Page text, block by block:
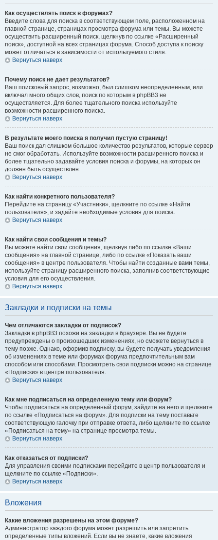
Как осуществлять поиск в форумах?
Введите слова для поиска в соответствующем поле, расположенном на
главной странице, страницах просмотра форума или темы. Вы можете
осуществить расширенный поиск, щелкнув по ссылке «Расширенный
поиск», доступной на всех страницах форума. Способ доступа к поиску
может отличаться в зависимости от используемого стиля.
Вернуться наверх
Почему поиск не дает результатов?
Ваш поисковый запрос, возможно, был слишком неопределенным, или
включал много общих слов, поиск по которым в phpBB3 не
осуществляется. Для более тщательного поиска используйте
возможности расширенного поиска.
Вернуться наверх
В результате моего поиска я получил пустую страницу!
Ваш поиск дал слишком большое количество результатов, которые сервер
не смог обработать. Используйте возможности расширенного поиска и
более тщательно задавайте условия поиска и форумы, на которых он
должен быть осуществлен.
Вернуться наверх
Как найти конкретного пользователя?
Перейдите на страницу «Участники», щелкните по ссылке «Найти
пользователя», и задайте необходимые условия для поиска.
Вернуться наверх
Как найти свои сообщения и темы?
Вы можете найти свои сообщения, щелкнув либо по ссылке «Ваши
сообщения» на главной странице, либо по ссылке «Показать ваши
сообщения» в центре пользователя. Чтобы найти созданные вами темы,
используйте страницу расширенного поиска, заполнив соответствующие
условия для его осуществления.
Вернуться наверх
Закладки и подписки на темы
Чем отличаются закладки от подписок?
Закладки в phpBB3 похожи на закладки в браузере. Вы не будете
предупреждены о произошедших изменениях, но сможете вернуться в
тему позже. Однако, оформив подписку, вы будете получать уведомления
об изменениях в теме или форумах форума предпочтительным вам
способом или способами. Просмотреть свои подписки можно на странице
«Подписки» в центре пользователя.
Вернуться наверх
Как мне подписаться на определенную тему или форум?
Чтобы подписаться на определенный форум, зайдите на него и щелкните
по ссылке «Подписаться на форум». Для подписки на тему поставьте
соответствующую галочку при отправке ответа, либо щелкните по ссылке
«Подписаться на тему» на странице просмотра темы.
Вернуться наверх
Как отказаться от подписки?
Для управления своими подписками перейдите в центр пользователя и
щелкните по ссылке «Подписки».
Вернуться наверх
Вложения
Какие вложения разрешены на этом форуме?
Администратор каждого форума может разрешить или запретить
определенные типы вложений. Если вы не знаете, какие вложения